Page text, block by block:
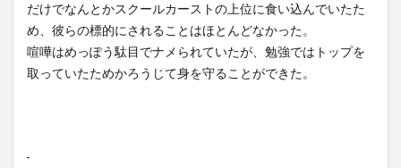
だけでなんとかスクールカーストの上位に食い込んでいたた
め、彼らの標的にされることはほとんどなかった。
喧嘩はめっぽう駄目でナメられていたが、勉強ではトップを
取っていたためかろうじて身を守ることができた。